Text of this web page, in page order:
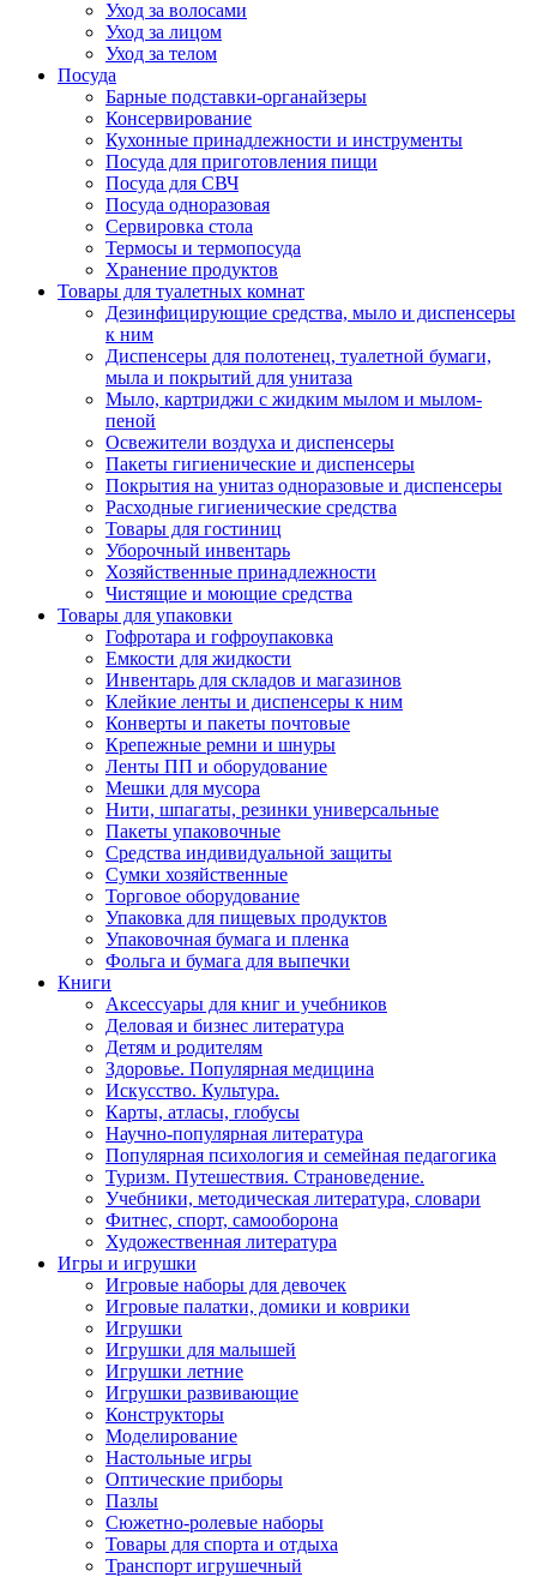
Уход за волосами
Уход за лицом
Уход за телом
Посуда
Барные подставки-органайзеры
Консервирование
Кухонные принадлежности и инструменты
Посуда для приготовления пищи
Посуда для СВЧ
Посуда одноразовая
Сервировка стола
Термосы и термопосуда
Хранение продуктов
Товары для туалетных комнат
Дезинфицирующие средства, мыло и диспенсеры
к ним
Диспенсеры для полотенец, туалетной бумаги,
мыла и покрытий для унитаза
Мыло, картриджи с жидким мылом и мылом-
пеной
Освежители воздуха и диспенсеры
Пакеты гигиенические и диспенсеры
Покрытия на унитаз одноразовые и диспенсеры
Расходные гигиенические средства
Товары для гостиниц
Уборочный инвентарь
Хозяйственные принадлежности
Чистящие и моющие средства
Товары для упаковки
Гофротара и гофроупаковка
Емкости для жидкости
Инвентарь для складов и магазинов
Клейкие ленты и диспенсеры к ним
Конверты и пакеты почтовые
Крепежные ремни и шнуры
Ленты ПП и оборудование
Мешки для мусора
Нити, шпагаты, резинки универсальные
Пакеты упаковочные
Средства индивидуальной защиты
Сумки хозяйственные
Торговое оборудование
Упаковка для пищевых продуктов
Упаковочная бумага и пленка
Фольга и бумага для выпечки
Книги
Аксессуары для книг и учебников
Деловая и бизнес литература
Детям и родителям
Здоровье. Популярная медицина
Искусство. Культура.
Карты, атласы, глобусы
Научно-популярная литература
Популярная психология и семейная педагогика
Туризм. Путешествия. Страноведение.
Учебники, методическая литература, словари
Фитнес, спорт, самооборона
Художественная литература
Игры и игрушки
Игровые наборы для девочек
Игровые палатки, домики и коврики
Игрушки
Игрушки для малышей
Игрушки летние
Игрушки развивающие
Конструкторы
Моделирование
Настольные игры
Оптические приборы
Пазлы
Сюжетно-ролевые наборы
Товары для спорта и отдыха
Транспорт игрушечный